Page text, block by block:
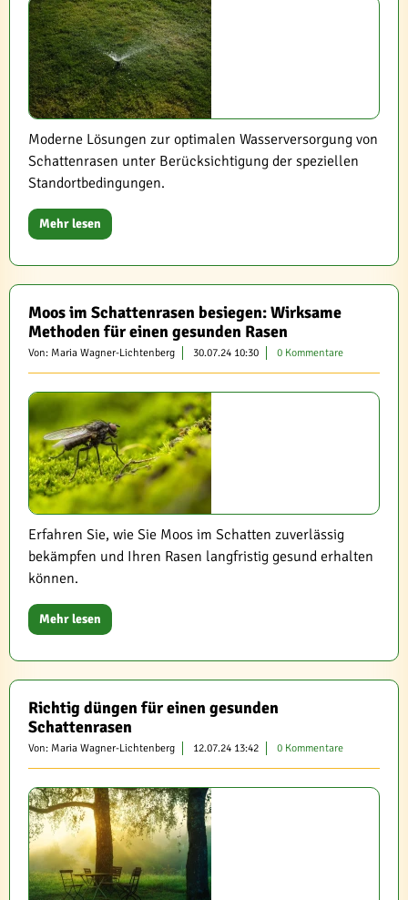
Moderne Lösungen zur optimalen Wasserversorgung von
Schattenrasen unter Berücksichtigung der speziellen
Standortbedingungen.
Mehr lesen
Moos im Schattenrasen besiegen: Wirksame
Methoden für einen gesunden Rasen
Von: Maria Wagner-Lichtenberg 30.07.24 10:30 0 Kommentare
Erfahren Sie, wie Sie Moos im Schatten zuverlässig
bekämpfen und Ihren Rasen langfristig gesund erhalten
können.
Mehr lesen
Richtig düngen für einen gesunden
Schattenrasen
Von: Maria Wagner-Lichtenberg 12.07.24 13:42 0 Kommentare